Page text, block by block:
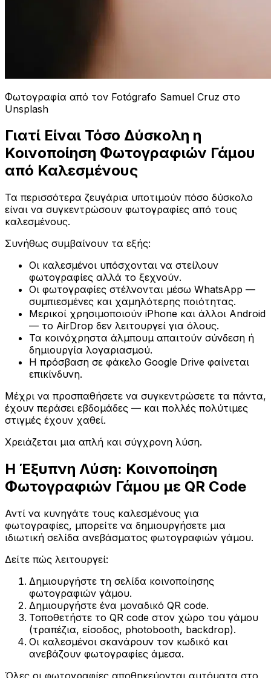
Φωτογραφία από τον Fotógrafo Samuel Cruz στο
Unsplash
Γιατί Είναι Τόσο Δύσκολη η
Κοινοποίηση Φωτογραφιών Γάμου
από Καλεσμένους
Τα περισσότερα ζευγάρια υποτιμούν πόσο δύσκολο
είναι να συγκεντρώσουν φωτογραφίες από τους
καλεσμένους.
Συνήθως συμβαίνουν τα εξής:
Οι καλεσμένοι υπόσχονται να στείλουν
φωτογραφίες αλλά το ξεχνούν.
Οι φωτογραφίες στέλνονται μέσω WhatsApp —
συμπιεσμένες και χαμηλότερης ποιότητας.
Μερικοί χρησιμοποιούν iPhone και άλλοι Android
— το AirDrop δεν λειτουργεί για όλους.
Τα κοινόχρηστα άλμπουμ απαιτούν σύνδεση ή
δημιουργία λογαριασμού.
Η πρόσβαση σε φάκελο Google Drive φαίνεται
επικίνδυνη.
Μέχρι να προσπαθήσετε να συγκεντρώσετε τα πάντα,
έχουν περάσει εβδομάδες — και πολλές πολύτιμες
στιγμές έχουν χαθεί.
Χρειάζεται μια απλή και σύγχρονη λύση.
Η Έξυπνη Λύση: Κοινοποίηση
Φωτογραφιών Γάμου με QR Code
Αντί να κυνηγάτε τους καλεσμένους για
φωτογραφίες, μπορείτε να δημιουργήσετε μια
ιδιωτική σελίδα ανεβάσματος φωτογραφιών γάμου.
Δείτε πώς λειτουργεί:
Δημιουργήστε τη σελίδα κοινοποίησης
φωτογραφιών γάμου.
Δημιουργήστε ένα μοναδικό QR code.
Τοποθετήστε το QR code στον χώρο του γάμου
(τραπέζια, είσοδος, photobooth, backdrop).
Οι καλεσμένοι σκανάρουν τον κωδικό και
ανεβάζουν φωτογραφίες άμεσα.